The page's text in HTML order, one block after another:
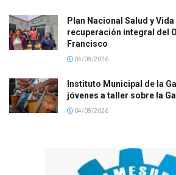
Plan Nacional Salud y Vida
recuperación integral del
Francisco
04/08/2026
Instituto Municipal de la
jóvenes a taller sobre la
04/08/2026